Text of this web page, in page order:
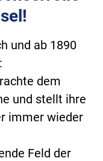
und ab 1890
dem
und stellt ihre
immer wieder
Feld der